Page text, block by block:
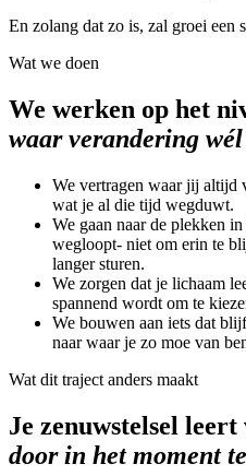
En zolang dat zo is, zal groei een
Wat we doen
We werken op het
waar verandering
We vertragen waar jij altijd
wat je al die tijd wegduwt.
We gaan naar de plekken
wegloopt- niet om erin te
langer sturen.
We zorgen dat je lichaam
spannend wordt om te
We bouwen aan iets dat
naar waar je zo moe van
Wat dit traject anders maakt
Je zenuwstelsel
door in het moment